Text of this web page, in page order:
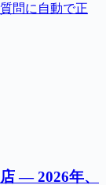
問に自動で正
— 2026年、